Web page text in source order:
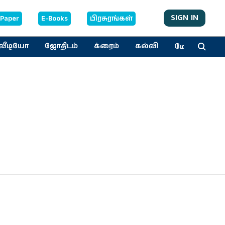
E-Books பிரசுரங்கள் SIGN IN
ஜோதிடம் க்ரைம் கல்வி மேலும்